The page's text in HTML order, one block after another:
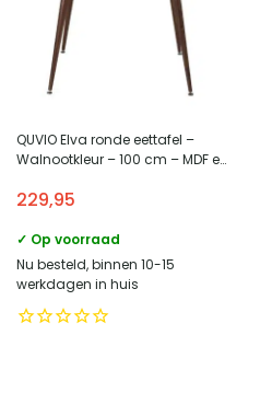
QUVIO Elva ronde eettafel –
Walnootkleur – 100 cm – MDF en
229,95
✓ Op voorraad
Nu besteld, binnen 10-15
werkdagen in huis